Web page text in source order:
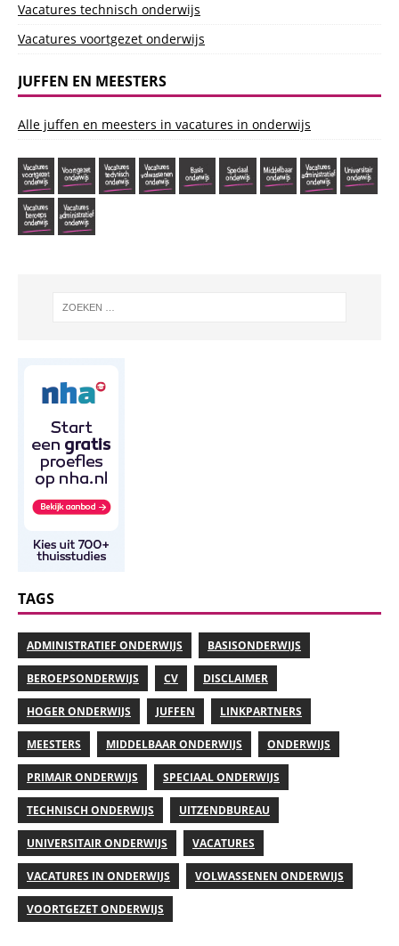
Vacatures technisch onderwijs
Vacatures voortgezet onderwijs
JUFFEN EN MEESTERS
Alle juffen en meesters in vacatures in onderwijs
TAGS
ADMINISTRATIEF ONDERWIJS BASISONDERWIJS
BEROEPSONDERWIJS CV DISCLAIMER
HOGER ONDERWIJS JUFFEN LINKPARTNERS
MEESTERS MIDDELBAAR ONDERWIJS ONDERWIJS
PRIMAIR ONDERWIJS SPECIAAL ONDERWIJS
TECHNISCH ONDERWIJS UITZENDBUREAU
UNIVERSITAIR ONDERWIJS VACATURES
VACATURES IN ONDERWIJS VOLWASSENEN ONDERWIJS
VOORTGEZET ONDERWIJS